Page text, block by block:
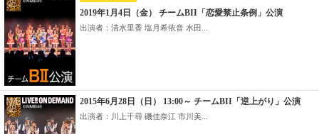
2019年1月4日（金） チームBII「恋愛禁止条例」公演
出演者：清水里香 塩月希依音 水田...
2015年6月28日（日） 13:00～ チームBII「逆上がり」公演
出演者：川上千尋 磯佳奈江 市川美...